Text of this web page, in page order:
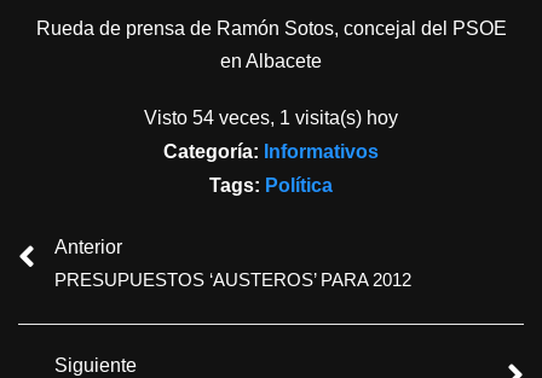
Rueda de prensa de Ramón Sotos, concejal del PSOE
en Albacete
Visto 54 veces, 1 visita(s) hoy
Categoría: Informativos
Tags: Política
Anterior
PRESUPUESTOS ‘AUSTEROS’ PARA 2012
Siguiente